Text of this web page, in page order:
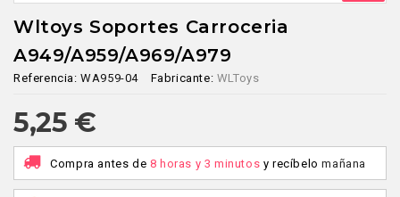
Wltoys Soportes Carroceria
A949/A959/A969/A979
Referencia: WA959-04 Fabricante: WLToys
5,25 €
Compra antes de 8 horas y 3 minutos y recíbelomañana